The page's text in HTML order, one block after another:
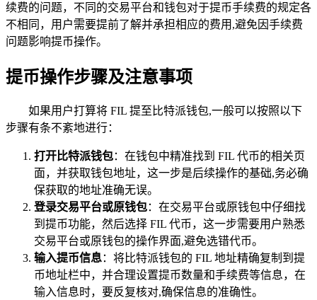
续费的问题，不同的交易平台和钱包对于提币手续费的规定各
不相同，用户需要提前了解并承担相应的费用,避免因手续费
问题影响提币操作。
提币操作步骤及注意事项
如果用户打算将 FIL 提至比特派钱包,一般可以按照以下
步骤有条不紊地进行：
打开比特派钱包：在钱包中精准找到 FIL 代币的相关页
面，并获取钱包地址，这一步是后续操作的基础,务必确
保获取的地址准确无误。
登录交易平台或原钱包：在交易平台或原钱包中仔细找
到提币功能，然后选择 FIL 代币，这一步需要用户熟悉
交易平台或原钱包的操作界面,避免选错代币。
输入提币信息：将比特派钱包的 FIL 地址精确复制到提
币地址栏中，并合理设置提币数量和手续费等信息，在
输入信息时，要反复核对,确保信息的准确性。